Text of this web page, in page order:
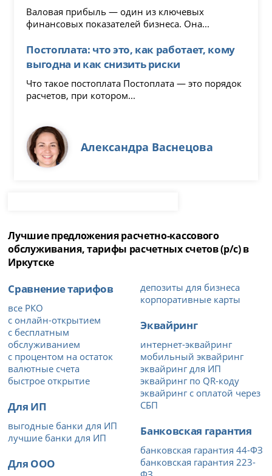
Валовая прибыль — один из ключевых
финансовых показателей бизнеса. Она...
Постоплата: что это, как работает, кому
выгодна и как снизить риски
Что такое постоплата Постоплата — это порядок
расчетов, при котором...
Александра Васнецова
Лучшие предложения расчетно-кассового
обслуживания, тарифы расчетных счетов (р/с) в
Иркутске
Сравнение тарифов
все РКО
с онлайн-открытием
с бесплатным
обслуживанием
с процентом на остаток
валютные счета
быстрое открытие
Для ИП
выгодные банки для ИП
лучшие банки для ИП
Для ООО
депозиты для бизнеса
корпоративные карты
Эквайринг
интернет-эквайринг
мобильный эквайринг
эквайринг для ИП
эквайринг по QR-коду
эквайринг с оплатой через
СБП
Банковская гарантия
банковская гарантия 44-ФЗ
банковская гарантия 223-